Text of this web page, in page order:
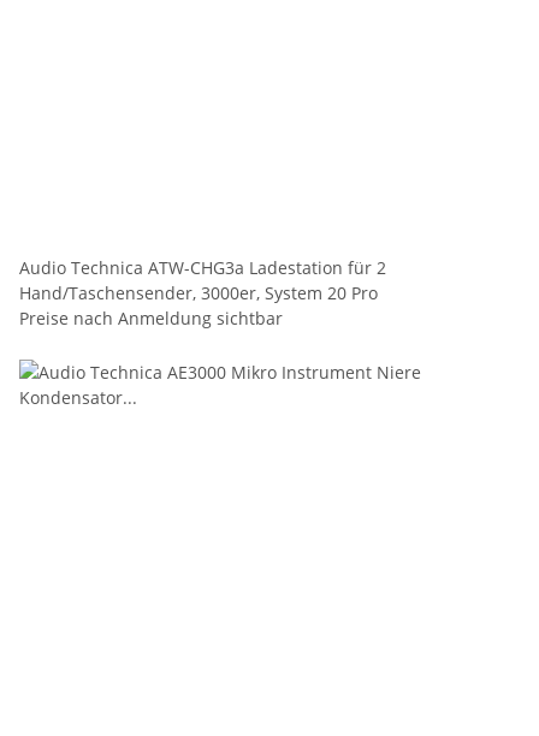
Audio Technica ATW-CHG3a Ladestation für 2
Hand/Taschensender, 3000er, System 20 Pro
Preise nach Anmeldung sichtbar